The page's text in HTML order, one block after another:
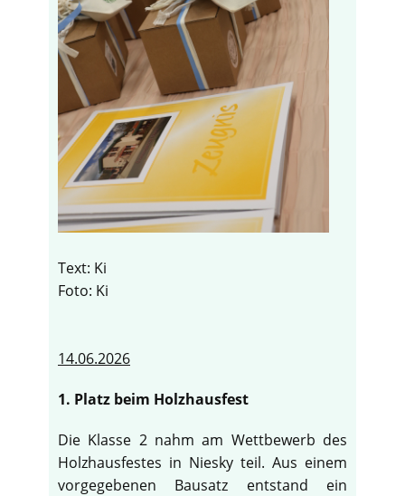
Text: Ki
Foto: Ki
14.06.2026
1. Platz beim Holzhausfest
Die Klasse 2 nahm am Wettbewerb des
Holzhausfestes in Niesky teil. Aus einem
vorgegebenen Bausatz entstand ein